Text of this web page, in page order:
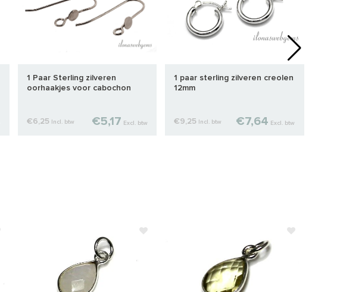
1 Paar Sterling zilveren
oorhaakjes voor cabochon
€6,25 Incl. btw €5,17 Excl. btw
1 paar sterling zilveren creolen
12mm
€9,25 Incl. btw €7,64 Excl. btw